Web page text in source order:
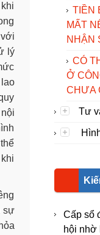
lý
sự
TIỀN
MẤT
NHẬN
CÓ
Ở
CHƯA
Tư
Cấp sổ
hội nhờ